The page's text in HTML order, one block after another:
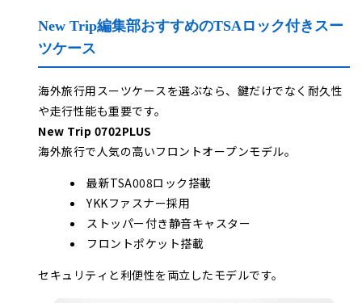
New Trip編集部おすすめのTSAロック付きスー
ツケース
海外旅行用スーツケースを選ぶなら、鍵だけでなく耐久性
や走行性能も重要です。
New Trip 0702PLUS
海外旅行で人気の高いフロントオープンモデル。
最新TSA008ロック搭載
YKKファスナー採用
ストッパー付き静音キャスター
フロントポケット搭載
セキュリティと利便性を両立したモデルです。